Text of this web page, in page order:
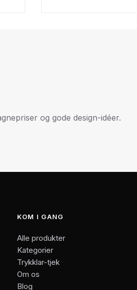
og gode design-idéer.
KOM I GANG
Alle produkter
Kategorier
Trykklar-tjek
Om os
Blog